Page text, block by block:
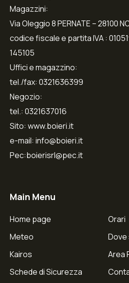
Magazzini:
Via Oleggio 8 PERNATE – 28100
codice fiscale e partita IVA :
145105
Uffici e magazzino:
tel./fax: 0321636399
Negozio:
tel.: 0321637016
Sito: www.boieri.it
e-mail: info@boieri.it
Pec:boierisrl@pec.it
Main Menu
Home page
Meteo
Kairos
Schede di Sicurezza
Orari
Dove
Area